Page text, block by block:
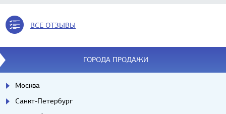
ВСЕ ОТЗЫВЫ
ГОРОДА ПРОДАЖИ
Москва
Санкт-Петербург